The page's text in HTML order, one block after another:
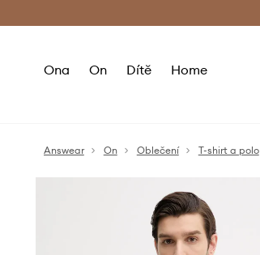
Ona On Dítě Home
Answear On Oblečení T-shirt a polo